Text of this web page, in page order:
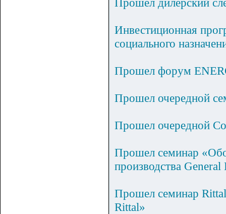
Инвестиционная
социального
Прошел форум
Прошел очередной
Прошел очередной
Прошел семинар
производства
Прошел семинар
Rittal»